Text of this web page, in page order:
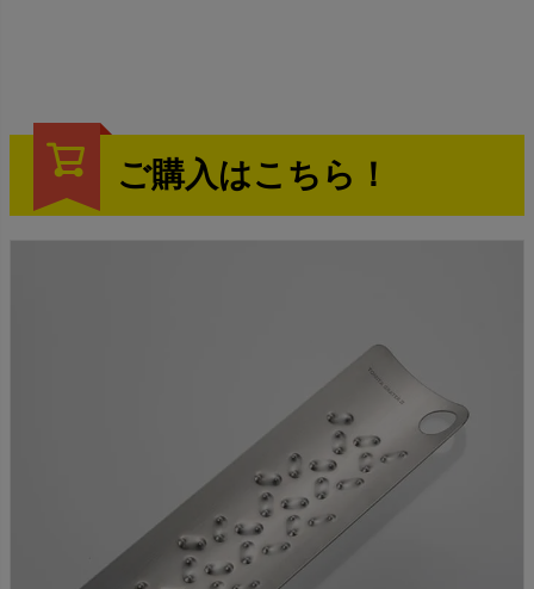
ご購入はこちら！